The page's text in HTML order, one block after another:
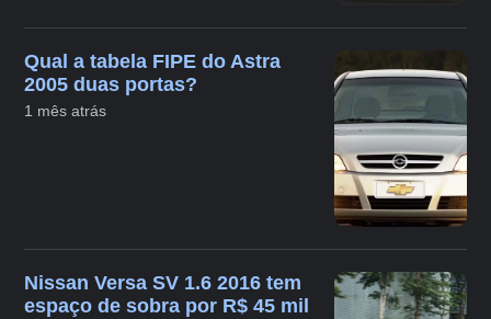
Qual a tabela FIPE do Astra
2005 duas portas?
1 mês atrás
Nissan Versa SV 1.6 2016 tem
espaço de sobra por R$ 45 mil